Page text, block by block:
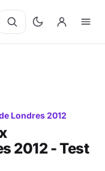
Londres 2012
2012 - Test